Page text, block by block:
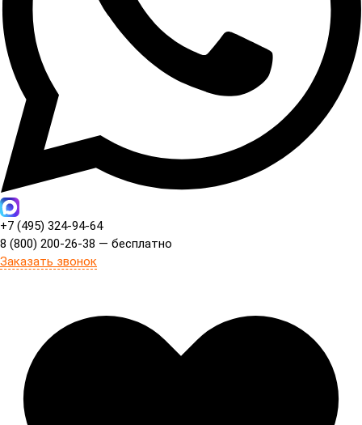
+7 (495) 324-94-64
8 (800) 200-26-38 — бесплатно
Заказать звонок